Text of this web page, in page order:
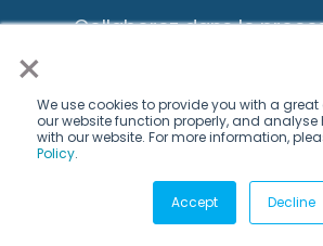
×
We use cookies to provide you with a great
our website function properly, and analyse
with our website. For more information,
Policy.
Accept Decline
Collaborez dans le
Subscribe via email